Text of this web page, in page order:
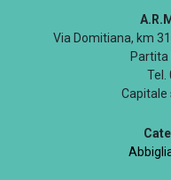
Via Domitiana, km
Partita
Tel.
Capitale